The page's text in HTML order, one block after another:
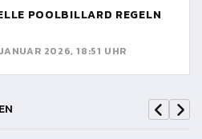
POOLBILLARD REGELN
2026, 18:51 UHR